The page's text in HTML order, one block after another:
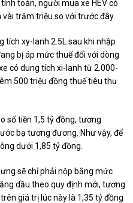
toán, người mua xe HEV có
trăm triệu so với trước đây.
tích xy-lanh 2.5L sau khi nhập
bị áp mức thuế đối với dòng
có dung tích xi-lanh từ 2.000-
500 triệu đồng thuế tiêu thụ
số tiền 1,5 tỷ đồng, tương
bạ tương đương. Như vậy, để
dưới 1,85 tỷ đồng.
sẽ chỉ phải nộp bằng mức
dầu theo quy định mới, tương
giá trị lúc này là 1,35 tỷ đồng